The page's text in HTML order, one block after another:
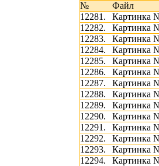
№ Файл
12281.
Картинка
12282. Картинка
12283. Картинка
12284. Картинка
12285. Картинка
12286. Картинка
12287. Картинка
12288. Картинка
12289. Картинка
12290. Картинка
12291. Картинка
12292. Картинка
12293. Картинка
12294. Картинка